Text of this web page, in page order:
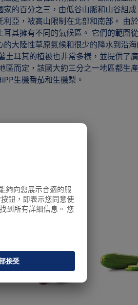
家的百分之三，由低谷山脈和山谷組
利亞，被高山限制在北部和南部。 由
耳其擁有不同的氣候區。 它們的範圍
的大陸性草原氣候和很少的降水到沿
土耳其的植被也非常多樣，並提供了
區而定，該國大約三分之一地區都生
生機番茄和生機梨。